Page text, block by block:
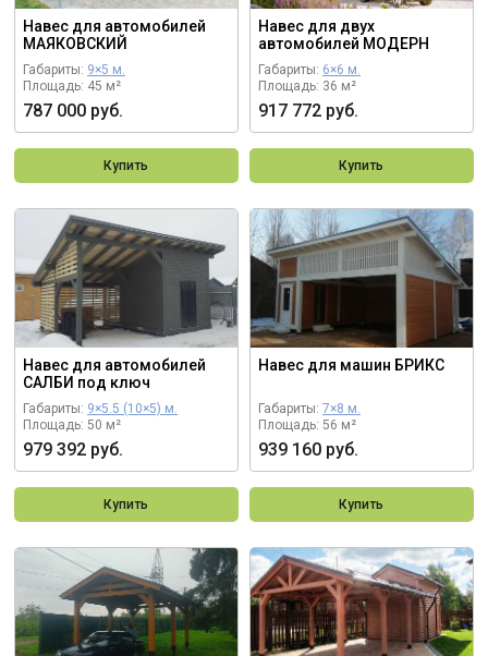
Навес для автомобилей
МАЯКОВСКИЙ
Габариты: 9×5 м.
Площадь: 45 м²
787 000 руб.
Купить
Навес для двух
автомобилей МОДЕРН
Габариты: 6×6 м.
Площадь: 36 м²
917 772 руб.
Купить
Навес для автомобилей
САЛБИ под ключ
Габариты: 9×5.5 (10×5) м.
Площадь: 50 м²
979 392 руб.
Купить
Навес для машин БРИКС
Габариты: 7×8 м.
Площадь: 56 м²
939 160 руб.
Купить